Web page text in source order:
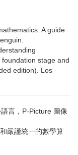
A guide
stage and
edition). Los
言，P-Picture 圖像
嚴謹統一的數學算